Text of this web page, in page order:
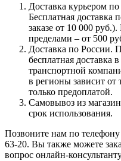
Доставка курьером
Бесплатная
заказе от 10 000
пределами – от 500
Доставка по России.
бесплатная
транспортной
в регионы зависит
только предоплатой.
Самовывоз из
срок использования.
Позвоните нам по
63-20. Вы также можете
вопрос онлайн-